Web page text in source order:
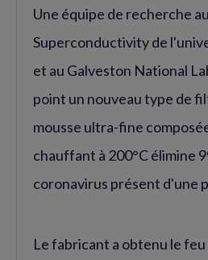
Une équipe de recherche
Superconductivity de
et au Galveston National
point un nouveau type de
mousse ultra-fine
chauffant à 200°C élimine
coronavirus présent d'une
Le fabricant a obtenu le